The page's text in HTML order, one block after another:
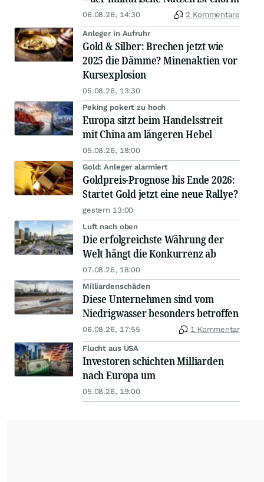
06.08.26, 14:30 2 Kommentare
Anleger in Aufruhr
Gold & Silber: Brechen jetzt wie
2025 die Dämme? Minenaktien vor
Kursexplosion
05.08.26, 13:30
Peking pokert zu hoch
Europa sitzt beim Handelsstreit
mit China am längeren Hebel
05.08.26, 18:00
Gold: Anleger alarmiert
Goldpreis-Prognose bis Ende 2026:
Startet Gold jetzt eine neue Rallye?
gestern 13:00
Luft nach oben
Die erfolgreichste Währung der
Welt hängt die Konkurrenz ab
07.08.26, 18:00
Milliardenschäden
Diese Unternehmen sind vom
Niedrigwasser besonders betroffen
06.08.26, 17:55 1 Kommentar
Flucht aus USA
Investoren schichten Milliarden
nach Europa um
05.08.26, 19:00